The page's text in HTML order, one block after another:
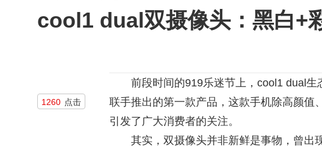
cool1 dual双摄像头：黑白+
1260 点击
前段时间的919乐迷节上，cool1 dual
联手推出的第一款产品，这款手机除高颜值
引发了广大消费者的关注。
其实，双摄像头并非新鲜是事物，曾出